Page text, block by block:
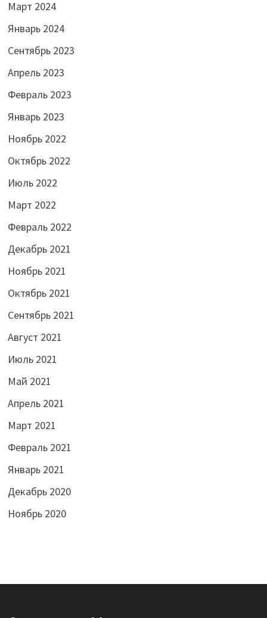
Март 2024
Январь 2024
Сентябрь 2023
Апрель 2023
Февраль 2023
Январь 2023
Ноябрь 2022
Октябрь 2022
Июль 2022
Март 2022
Февраль 2022
Декабрь 2021
Ноябрь 2021
Октябрь 2021
Сентябрь 2021
Август 2021
Июль 2021
Май 2021
Апрель 2021
Март 2021
Февраль 2021
Январь 2021
Декабрь 2020
Ноябрь 2020